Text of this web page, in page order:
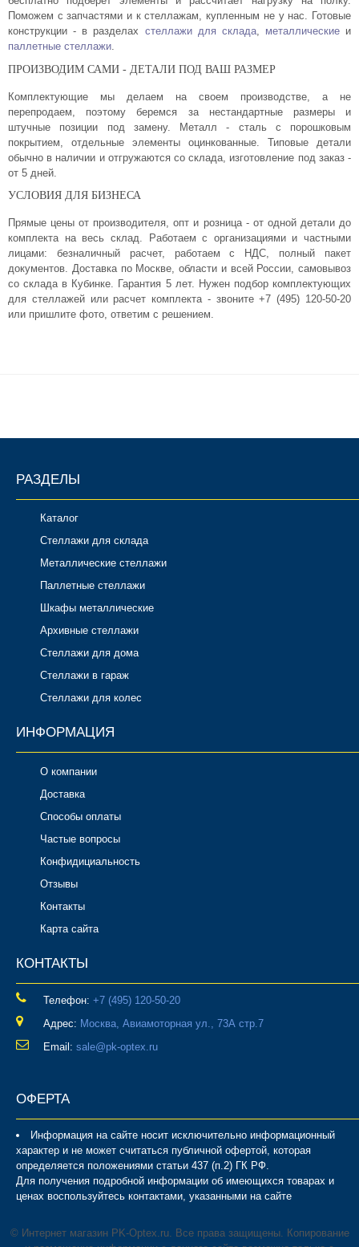
Поможем с запчастями и к стеллажам, купленным не у нас. Готовые
конструкции - в разделах стеллажи для склада, металлическиеи
паллетные стеллажи.
ПРОИЗВОДИМ САМИ - ДЕТАЛИ ПОД ВАШ РАЗМЕР
Комплектующие мы делаем на своем производстве, а не
перепродаем, поэтому беремся за нестандартные размеры и
штучные позиции под замену. Металл - сталь с порошковым
покрытием, отдельные элементы оцинкованные. Типовые детали
обычно в наличии и отгружаются со склада, изготовление под заказ -
от 5 дней.
УСЛОВИЯ ДЛЯ БИЗНЕСА
Прямые цены от производителя, опт и розница - от одной детали до
комплекта на весь склад. Работаем с организациями и частными
лицами: безналичный расчет, работаем с НДС, полный пакет
документов. Доставка по Москве, области и всей России, самовывоз
со склада в Кубинке. Гарантия 5 лет. Нужен подбор комплектующих
для стеллажей или расчет комплекта - звоните +7 (495) 120-50-20
или пришлите фото, ответим с решением.
РАЗДЕЛЫ
Каталог
Стеллажи для склада
Металлические стеллажи
Паллетные стеллажи
Шкафы металлические
Архивные стеллажи
Стеллажи для дома
Стеллажи в гараж
Стеллажи для колес
ИНФОРМАЦИЯ
О компании
Доставка
Способы оплаты
Частые вопросы
Конфидициальность
Отзывы
Контакты
Карта сайта
КОНТАКТЫ
Телефон: ‎+7 (495) 120-50-20
Адрес: Москва, Авиамоторная ул., 73А стр.7
Email: sale@pk-optex.ru
ОФЕРТА
Информация на сайте носит исключительно информационный
характер и не может считаться публичной офертой, которая
определяется положениями статьи 437 (п.2) ГК РФ.
Для получения подробной информации об имеющихся товарах и
ценах воспользуйтесь контактами, указанными на сайте
© Интернет магазин PK-Optex.ru. Все права защищены. Копирование